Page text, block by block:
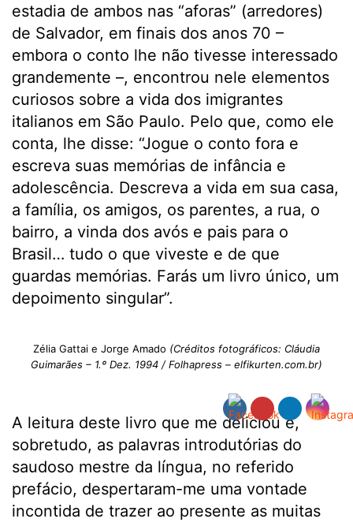
estadia de ambos nas “aforas” (arredores)
de Salvador, em finais dos anos 70 –
embora o conto lhe não tivesse interessado
grandemente –, encontrou nele elementos
curiosos sobre a vida dos imigrantes
italianos em São Paulo. Pelo que, como ele
conta, lhe disse: “Jogue o conto fora e
escreva suas memórias de infância e
adolescência. Descreva a vida em sua casa,
a família, os amigos, os parentes, a rua, o
bairro, a vinda dos avós e pais para o
Brasil… tudo o que viveste e de que
guardas memórias. Farás um livro único, um
depoimento singular”.
Zélia Gattai e Jorge Amado (Créditos fotográficos: Cláudia
Guimarães – 1.º Dez. 1994 / Folhapress – elfikurten.com.br)
A leitura deste livro que me deliciou e,
sobretudo, as palavras introdutórias do
saudoso mestre da língua, no referido
prefácio, despertaram-me uma vontade
incontida de trazer ao presente as muitas